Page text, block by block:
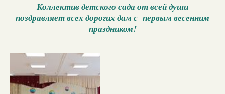
Коллектив детского сада от всей души
поздравляет всех дорогих дам с первым весенним
праздником!